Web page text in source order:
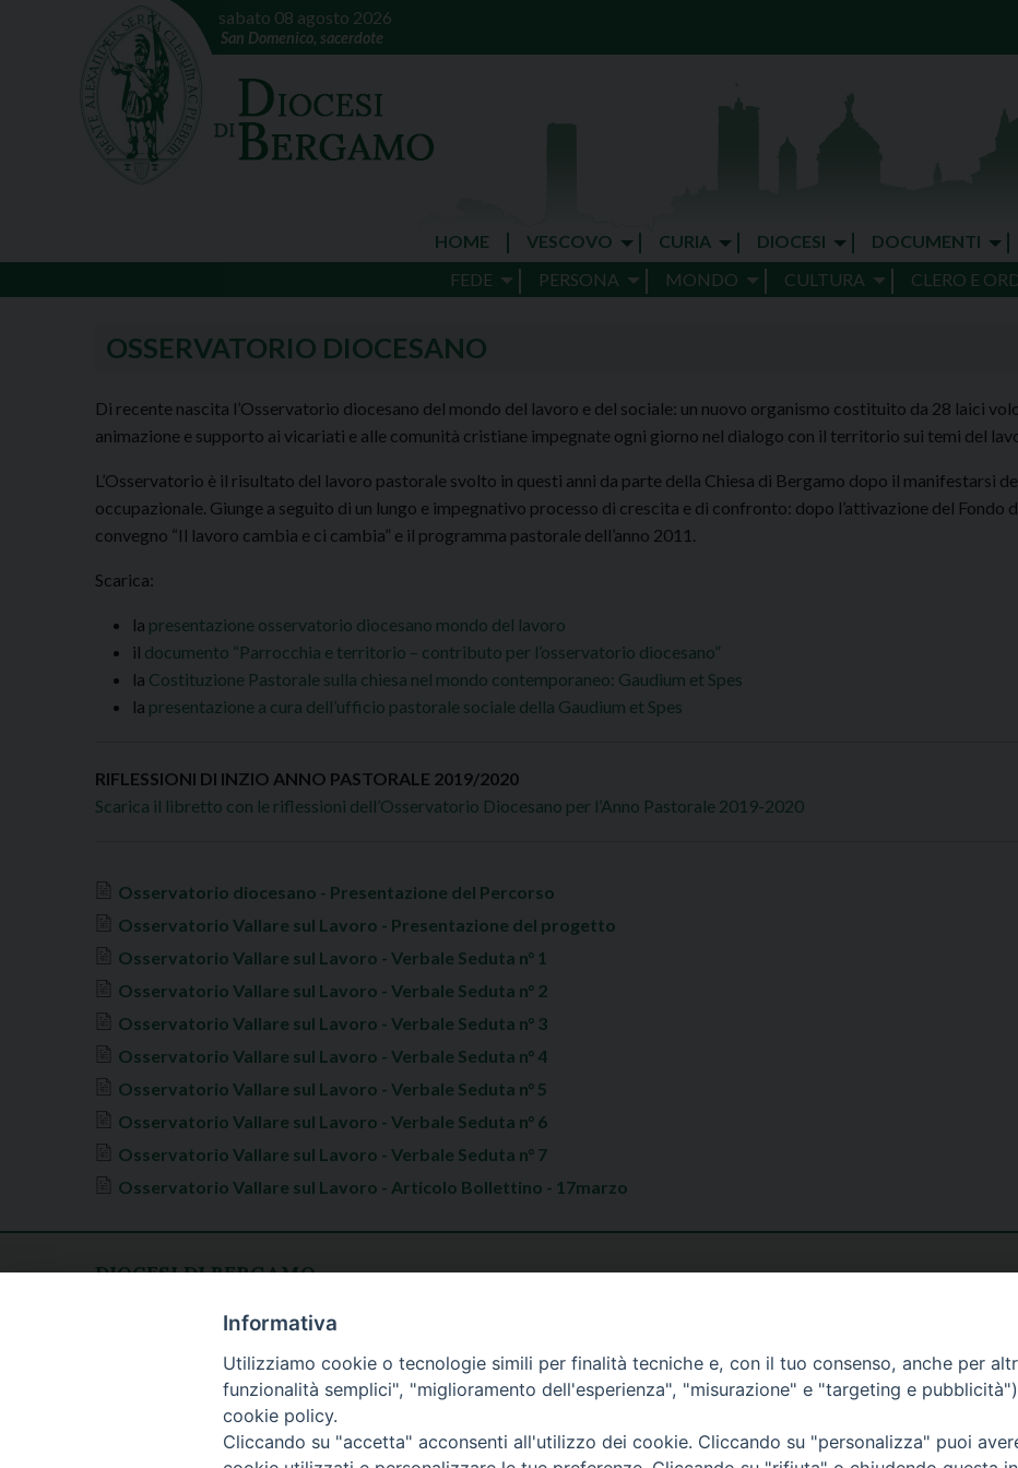
sabato 08 agosto 2026
San Domenico, sacerdote
HOME VESCOVO CURIA DIOCESI DOCUMENTI
FEDE
PERSONA MONDO CULTURA CLERO E
OSSERVATORIO DIOCESANO
Di recente nascita l’Osservatorio diocesano del mondo del lavoro e del sociale: un nuovo organismo costituito da 28 laici
animazione e supporto ai vicariati e alle comunità cristiane impegnate ogni giorno nel dialogo con il territorio sui temi del
L’Osservatorio è il risultato del lavoro pastorale svolto in questi anni da parte della Chiesa di Bergamo dopo il manifestarsi
occupazionale. Giunge a seguito di un lungo e impegnativo processo di crescita e di confronto: dopo l’attivazione del Fondo
convegno “Il lavoro cambia e ci cambia” e il programma pastorale dell’anno 2011.
Scarica:
la presentazione osservatorio diocesano mondo del lavoro
il documento “Parrocchia e territorio – contributo per l’osservatorio diocesano”
la Costituzione Pastorale sulla chiesa nel mondo contemporaneo: Gaudium et Spes
la presentazione a cura dell’ufficio pastorale sociale della Gaudium et Spes
RIFLESSIONI DI INZIO ANNO PASTORALE 2019/2020
Scarica il libretto con le riflessioni dell’Osservatorio Diocesano per l’Anno Pastorale 2019-2020
Osservatorio diocesano - Presentazione del Percorso
Osservatorio Vallare sul Lavoro - Presentazione del progetto
Osservatorio Vallare sul Lavoro - Verbale Seduta n° 1
Osservatorio Vallare sul Lavoro - Verbale Seduta n° 2
Osservatorio Vallare sul Lavoro - Verbale Seduta n° 3
Osservatorio Vallare sul Lavoro - Verbale Seduta n° 4
Osservatorio Vallare sul Lavoro - Verbale Seduta n° 5
Osservatorio Vallare sul Lavoro - Verbale Seduta n° 6
Osservatorio Vallare sul Lavoro - Verbale Seduta n° 7
Osservatorio Vallare sul Lavoro - Articolo Bollettino - 17marzo
DIOCESI DI BERGAMO
fax: 035/278.250
lunedì - venerdì
h. 08.30 - 12.30
Informativa
Utilizziamo cookie o tecnologie simili per finalità tecniche e, con il tuo consenso, anche per
funzionalità semplici", "miglioramento dell'esperienza", "misurazione" e "targeting e
cookie policy.
Cliccando su "accetta" acconsenti all'utilizzo dei cookie. Cliccando su "personalizza" puoi